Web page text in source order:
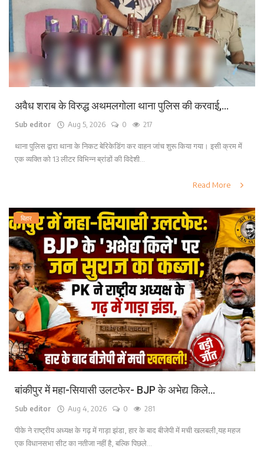
अवैध शराब के विरुद्ध अथमलगोला थाना पुलिस की करवाई,...
Sub editor Aug 5, 2026 0 217
थाना पुलिस द्वारा थाना के निकट बेरिकेडिंग कर वाहन जांच शुरू किया गया। इसी क्रम में
एक व्यक्ति को 13 लीटर विभिन्न ब्रांडों की विदेशी...
Read More
बिहार
बांकीपुर में महा-सियासी उलटफेर- BJP के अभेद्य किले...
Sub editor Aug 4, 2026 0 281
पीके ने राष्ट्रीय अध्यक्ष के गढ़ में गाड़ा झंडा, हार के बाद बीजेपी में मची खलबली,यह महज
एक विधानसभा सीट का नतीजा नहीं है, बल्कि पिछले...